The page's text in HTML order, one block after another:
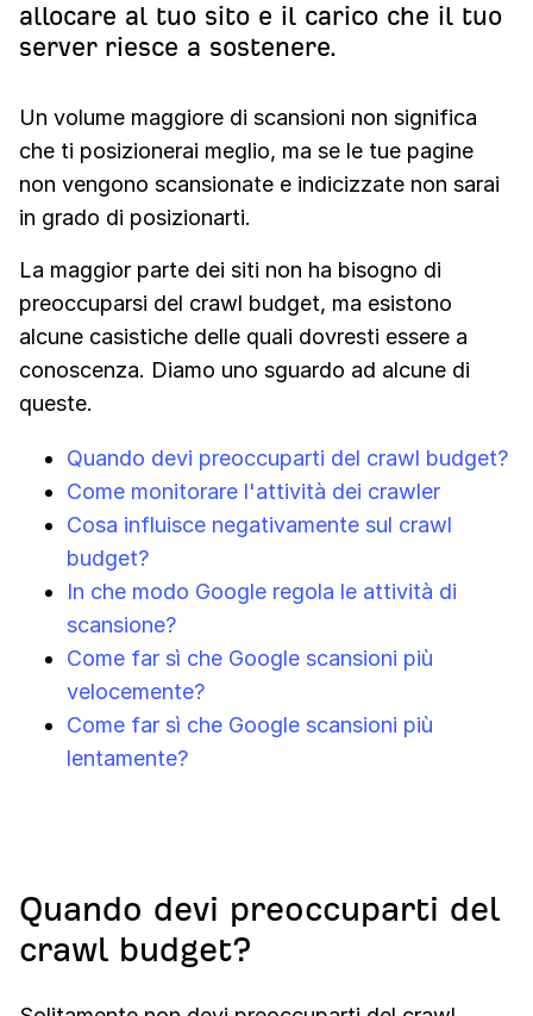
allocare al tuo sito e il carico che il tuo
server riesce a sostenere.
Un volume maggiore di scansioni non significa
che ti posizionerai meglio, ma se le tue pagine
non vengono scansionate e indicizzate non sarai
in grado di posizionarti.
La maggior parte dei siti non ha bisogno di
preoccuparsi del crawl budget, ma esistono
alcune casistiche delle quali dovresti essere a
conoscenza. Diamo uno sguardo ad alcune di
queste.
Quando devi preoccuparti del crawl budget?
Come monitorare l'attività dei crawler
Cosa influisce negativamente sul crawl
budget?
In che modo Google regola le attività di
scansione?
Come far sì che Google scansioni più
velocemente?
Come far sì che Google scansioni più
lentamente?
Quando devi preoccuparti del
crawl budget?